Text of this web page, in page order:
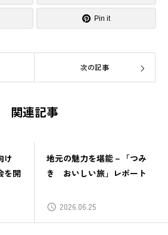
Pin it
次の記事
関連記事
け
を開
地元の魅力を堪能－「つみ
き おいしい旅」レポート
2026.06.25